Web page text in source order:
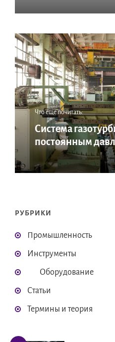
Что еще почитать:
Система
постоянным
РУБРИКИ
Промышленность
Инструменты
Оборудование
Статьи
Термины и теория